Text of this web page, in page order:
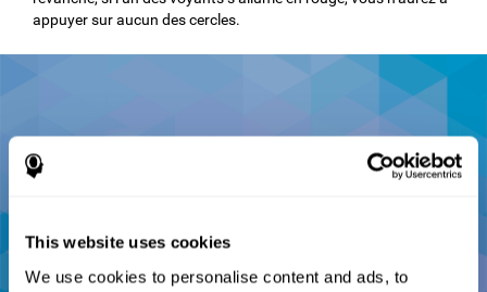
This website uses cookies
We use cookies to personalise content and ads, to
appuyer sur aucun des cercles.